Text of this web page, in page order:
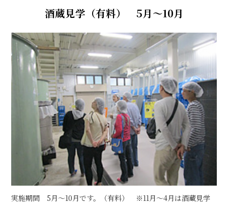
酒蔵見学（有料） 5月～10月
実施期間 5月～10月です。（有料） ※11月～4月は酒蔵見学